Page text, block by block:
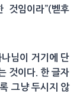
것임이라”(벧후
님이 거기에 단
것이다. 한 글자
그냥 두시지 않